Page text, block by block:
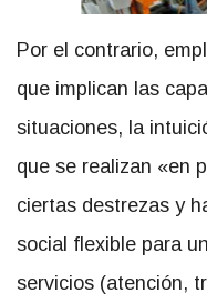
Por el contrario,
que implican las
situaciones, la
que se realizan «en
ciertas destrezas y
social flexible para
servicios (atención,